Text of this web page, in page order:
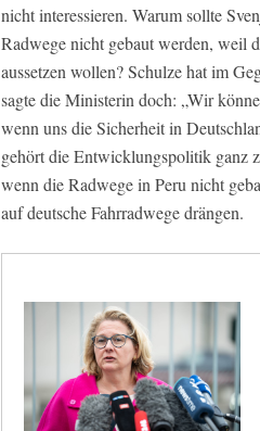
nicht interessieren. Warum sollte
Radwege nicht gebaut werden, weil
aussetzen wollen? Schulze hat im
sagte die Ministerin doch: „Wir
wenn uns die Sicherheit in
gehört die Entwicklungspolitik ganz
wenn die Radwege in Peru nicht
auf deutsche Fahrradwege drängen.